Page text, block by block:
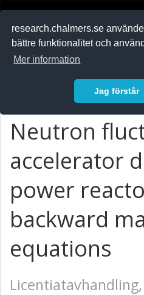
research.chalmers.se
bättre funktionalitet och
Mer information
Jag förstår
Neutron
accelerator
power
backward
equations